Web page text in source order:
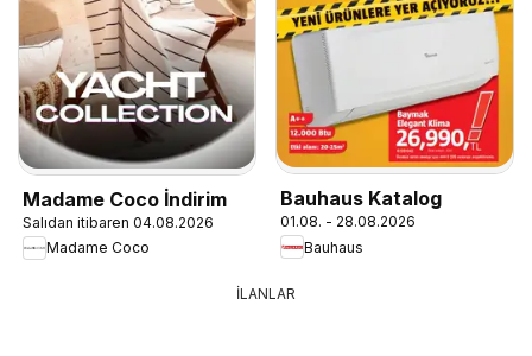
Madame Coco İndirim
Salıdan itibaren 04.08.2026
Madame Coco
Bauhaus Katalog
01.08. - 28.08.2026
Bauhaus
İLANLAR